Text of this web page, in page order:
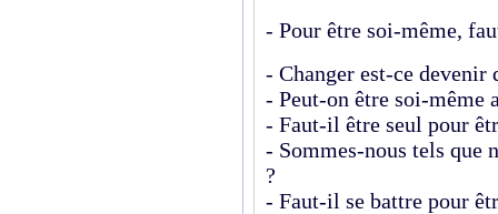
- Pour être soi-même,
- Changer est-ce devenir
- Peut-on être soi-même
- Faut-il être seul pour
- Sommes-nous tels que
?
- Faut-il se battre pour